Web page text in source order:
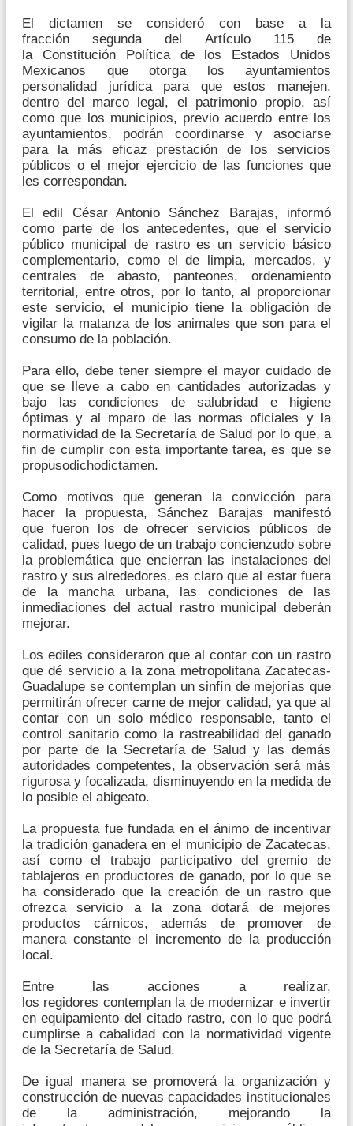
El dictamen se consideró con base a la
fracción segunda del Artículo 115 de
la Constitución Política de los Estados Unidos
Mexicanos que otorga los ayuntamientos
personalidad jurídica para que estos manejen,
dentro del marco legal, el patrimonio propio, así
como que los municipios, previo acuerdo entre los
ayuntamientos, podrán coordinarse y asociarse
para la más eficaz prestación de los servicios
públicos o el mejor ejercicio de las funciones que
les correspondan.
El edil César Antonio Sánchez Barajas, informó
como parte de los antecedentes, que el servicio
público municipal de rastro es un servicio básico
complementario, como el de limpia, mercados, y
centrales de abasto, panteones, ordenamiento
territorial, entre otros, por lo tanto, al proporcionar
este servicio, el municipio tiene la obligación de
vigilar la matanza de los animales que son para el
consumo de la población.
Para ello, debe tener siempre el mayor cuidado de
que se lleve a cabo en cantidades autorizadas y
bajo las condiciones de salubridad e higiene
óptimas y al mparo de las normas oficiales y la
normatividad de la Secretaría de Salud por lo que, a
fin de cumplir con esta importante tarea, es que se
propusodichodictamen.
Como motivos que generan la convicción para
hacer la propuesta, Sánchez Barajas manifestó
que fueron los de ofrecer servicios públicos de
calidad, pues luego de un trabajo concienzudo sobre
la problemática que encierran las instalaciones del
rastro y sus alrededores, es claro que al estar fuera
de la mancha urbana, las condiciones de las
inmediaciones del actual rastro municipal deberán
mejorar.
Los ediles consideraron que al contar con un rastro
que dé servicio a la zona metropolitana Zacatecas-
Guadalupe se contemplan un sinfín de mejorías que
permitirán ofrecer carne de mejor calidad, ya que al
contar con un solo médico responsable, tanto el
control sanitario como la rastreabilidad del ganado
por parte de la Secretaría de Salud y las demás
autoridades competentes, la observación será más
rigurosa y focalizada, disminuyendo en la medida de
lo posible el abigeato.
La propuesta fue fundada en el ánimo de incentivar
la tradición ganadera en el municipio de Zacatecas,
así como el trabajo participativo del gremio de
tablajeros en productores de ganado, por lo que se
ha considerado que la creación de un rastro que
ofrezca servicio a la zona dotará de mejores
productos cárnicos, además de promover de
manera constante el incremento de la producción
local.
Entre las acciones a realizar,
los regidores contemplan la de modernizar e invertir
en equipamiento del citado rastro, con lo que podrá
cumplirse a cabalidad con la normatividad vigente
de la Secretaría de Salud.
De igual manera se promoverá la organización y
construcción de nuevas capacidades institucionales
de la administración, mejorando la